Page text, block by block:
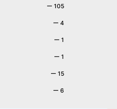
ー 105
ー 4
ー 1
ー 1
ー 15
ー 6